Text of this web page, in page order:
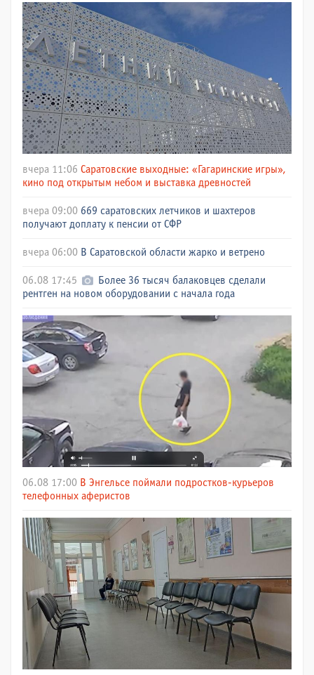
вчера 11:06 Саратовские выходные: «Гагаринские игры»,
кино под открытым небом и выставка древностей
вчера 09:00 669 саратовских летчиков и шахтеров
получают доплату к пенсии от СФР
вчера 06:00 В Саратовской области жарко и ветрено
06.08 17:45
Более 36 тысяч балаковцев сделали
рентген на новом оборудовании с начала года
06.08 17:00 В Энгельсе поймали подростков-курьеров
телефонных аферистов